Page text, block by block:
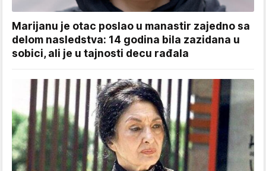
Marijanu je otac poslao u manastir zajedno sa
delom nasledstva: 14 godina bila zazidana u
sobici, ali je u tajnosti decu rađala